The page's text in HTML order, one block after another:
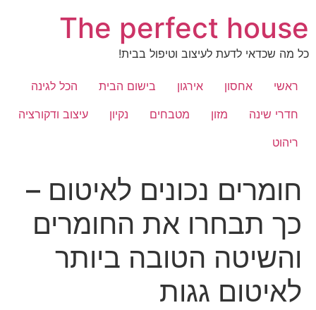
לתוכן
The perfect house
כל מה שכדאי לדעת לעיצוב וטיפול בבית!
ראשי אחסון אירגון בישום הבית
הכל לגינה
חדרי שינה
מזון מטבחים נקיון
עיצוב ודקורציה
ריהוט
חומרים נכונים לאיטום –
כך תבחרו את החומרים
והשיטה הטובה ביותר
לאיטום גגות